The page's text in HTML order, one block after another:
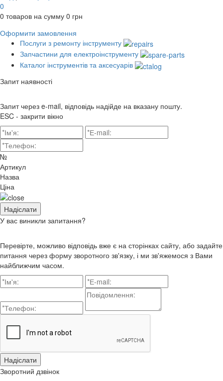
0
0 товаров на сумму 0 грн
Оформити замовлення
Послуги з ремонту інструменту
Запчастини для електроінструменту
Каталог інструментів та аксесуарів
Запит наявності
Запит через e-mail, відповідь надійде на вказану пошту.
ESC - закрити вікно
№
Артикул
Назва
Ціна
У вас виникли запитання?
Перевірте, можливо відповідь вже є на сторінках сайту, або задайте
питання через форму зворотного зв'язку, і ми зв'яжемося з Вами
найближчим часом.
Зворотний дзвінок